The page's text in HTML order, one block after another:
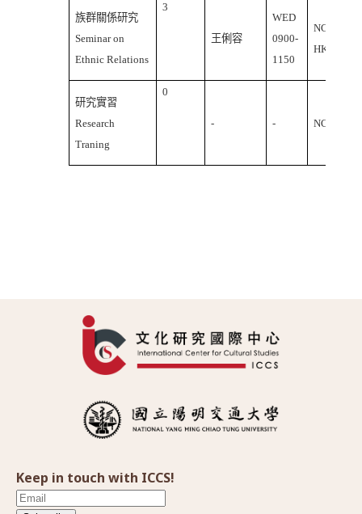
族群關係研究
Seminar on
Ethnic Relations
3
王俐容
WED
0900-
1150
NCU
HK418
研究實習
Research
Traning
0
- - NCU
Keep in touch with ICCS!